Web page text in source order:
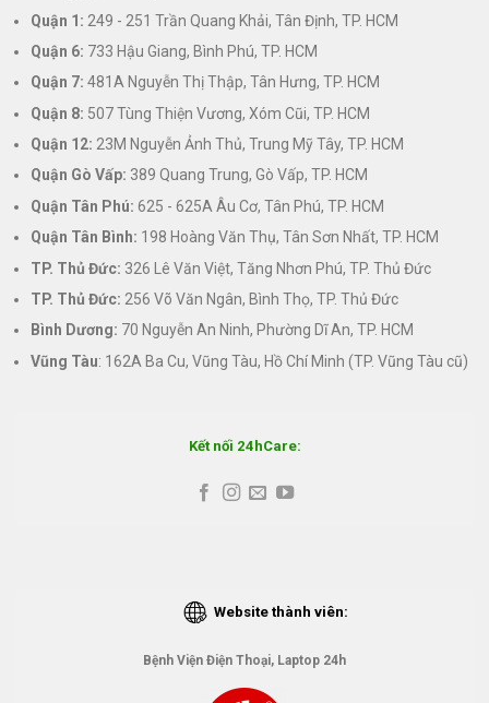
Quận 1: 249 - 251 Trần Quang Khải, Tân Định, TP. HCM
Quận 6: 733 Hậu Giang, Bình Phú, TP. HCM
Quận 7: 481A Nguyễn Thị Thập, Tân Hưng, TP. HCM
Quận 8: 507 Tùng Thiện Vương, Xóm Cũi, TP. HCM
Quận 12: 23M Nguyễn Ảnh Thủ, Trung Mỹ Tây, TP. HCM
Quận Gò Vấp: 389 Quang Trung, Gò Vấp, TP. HCM
Quận Tân Phú: 625 - 625A Âu Cơ, Tân Phú, TP. HCM
Quận Tân Bình: 198 Hoàng Văn Thụ, Tân Sơn Nhất, TP. HCM
TP. Thủ Đức: 326 Lê Văn Việt, Tăng Nhơn Phú, TP. Thủ Đức
TP. Thủ Đức: 256 Võ Văn Ngân, Bình Thọ, TP. Thủ Đức
Bình Dương: 70 Nguyễn An Ninh, Phường Dĩ An, TP. HCM
Vũng Tàu: 162A Ba Cu, Vũng Tàu, Hồ Chí Minh (TP. Vũng Tàu cũ)
Kết nối 24hCare:
Website thành viên:
Bệnh Viện Điện Thoại, Laptop 24h